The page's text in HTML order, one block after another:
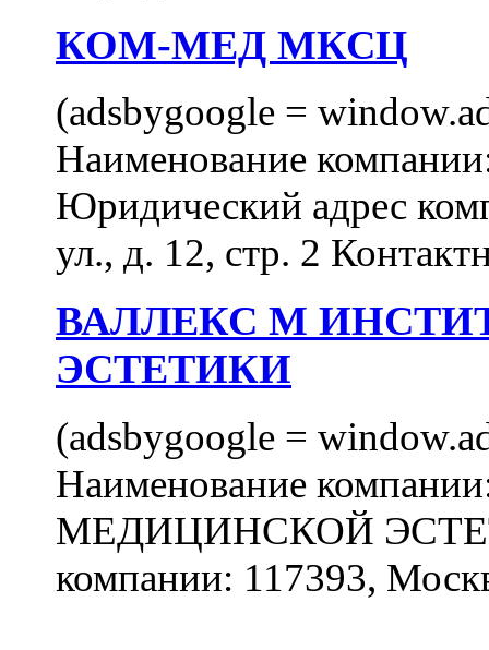
КОМ-МЕД МКСЦ
(adsbygoogle =
Наименование
Юридический адрес
ул., д. 12, стр. 2
ВАЛЛЕКС М
ЭСТЕТИКИ
(adsbygoogle =
Наименование
МЕДИЦИНСКОЙ
компании: 117393,